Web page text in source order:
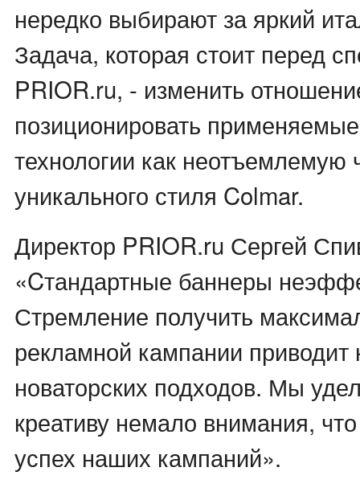
нередко выбирают за яркий
Задача, которая стоит перед
PRIOR.ru, - изменить
позиционировать
технологии как неотъемлемую
уникального стиля Colmar.
Директор PRIOR.ru Сергей
«Cтандартные баннеры
Стремление получить
рекламной кампании приводит
новаторских подходов. Мы
креативу немало внимания,
успех наших кампаний».